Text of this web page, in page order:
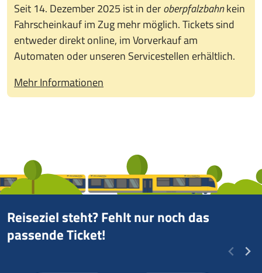
Seit 14. Dezember 2025 ist in deroberpfalzbahnkein
Fahrscheinkauf im Zug mehr möglich. Tickets sind
entweder direkt online, im Vorverkauf am
Automaten oder unseren Servicestellen erhältlich.
Mehr Informationen
Reiseziel steht? Fehlt nur noch das
passende Ticket!